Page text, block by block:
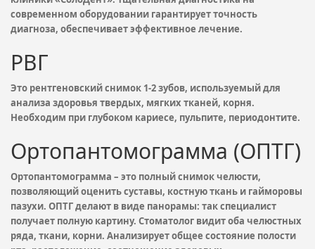
современном оборудовании гарантирует точность
диагноза, обеспечивает эффективное лечение.
РВГ
Это рентгеновский снимок 1-2 зубов, используемый для
анализа здоровья твердых, мягких тканей, корня.
Необходим при глубоком кариесе, пульпите, периодонтите.
Ортопантомограмма (ОПТГ)
Ортопантомограмма – это полный снимок челюсти,
позволяющий оценить суставы, костную ткань и гайморовы
пазухи. ОПТГ делают в виде панорамы: так специалист
получает полную картину. Стоматолог видит оба челюстных
ряда, ткани, корни. Анализирует общее состояние полости